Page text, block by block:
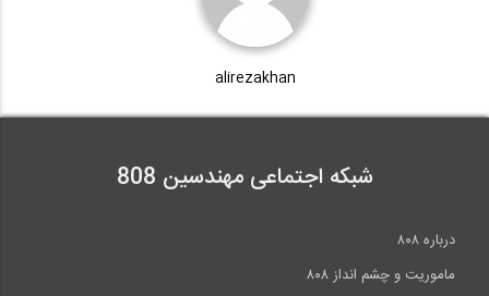
آشنایی با بلوک سبک بتنی (مصاحبه
اختصاصی...
alirezakhan
شبکه اجتماعی مهندسین 808
درباره ۸۰۸
ماموریت و چشم انداز ۸۰۸